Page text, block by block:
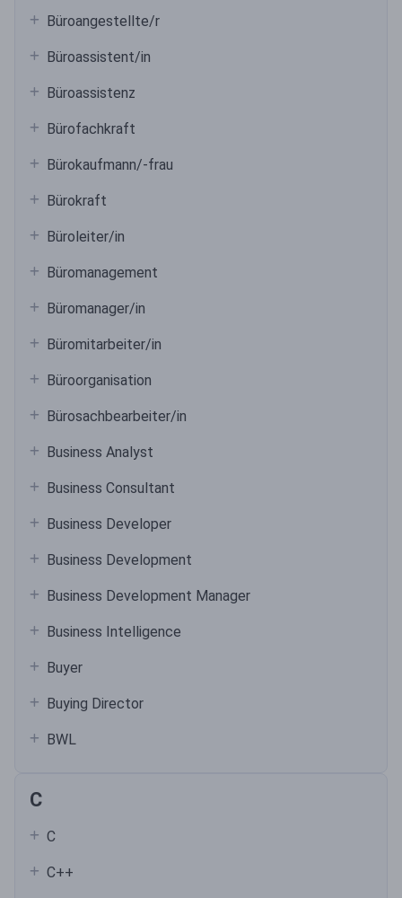
Büroangestellte/r
Büroassistent/in
Büroassistenz
Bürofachkraft
Bürokaufmann/-frau
Bürokraft
Büroleiter/in
Büromanagement
Büromanager/in
Büromitarbeiter/in
Büroorganisation
Bürosachbearbeiter/in
Business Analyst
Business Consultant
Business Developer
Business Development
Business Development Manager
Business Intelligence
Buyer
Buying Director
BWL
C
C
C++